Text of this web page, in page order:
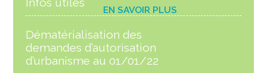
EN SAVOIR PLUS
Dématérialisation des
demandes d’autorisation
d’urbanisme au 01/01/22